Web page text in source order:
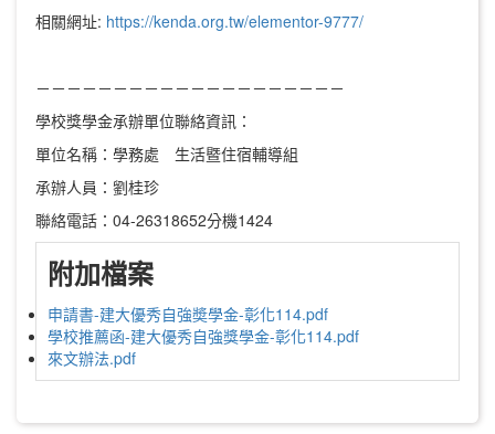
相關網址: https://kenda.org.tw/elementor-9777/
－－－－－－－－－－－－－－－－－－－－
學校獎學金承辦單位聯絡資訊：
單位名稱：學務處 生活暨住宿輔導組
承辦人員：劉桂珍
聯絡電話：04-26318652分機1424
附加檔案
申請書-建大優秀自強奬學金-彰化114.pdf
學校推薦函-建大優秀自強獎學金-彰化114.pdf
來文辦法.pdf